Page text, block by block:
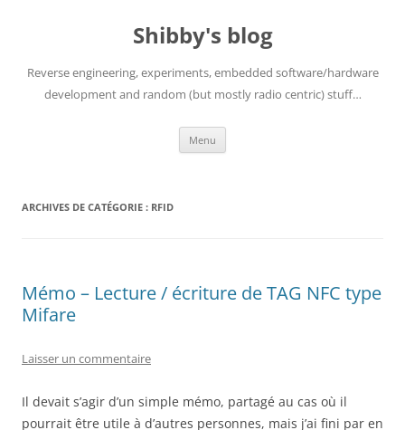
Shibby's blog
Reverse engineering, experiments, embedded software/hardware
development and random (but mostly radio centric) stuff…
Menu
ARCHIVES DE CATÉGORIE : RFID
Mémo – Lecture / écriture de TAG NFC type
Mifare
Laisser un commentaire
Il devait s’agir d’un simple mémo, partagé au cas où il
pourrait être utile à d’autres personnes, mais j’ai fini par en